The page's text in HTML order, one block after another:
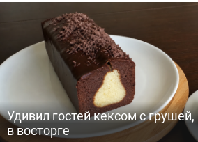
Удивил гостей кексом с
в восторге